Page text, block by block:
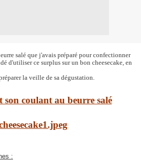
salé que j'avais préparé pour confectionner
d'utiliser ce surplus sur un bon cheesecake, en
la veille de sa dégustation.
son coulant au beurre salé
: